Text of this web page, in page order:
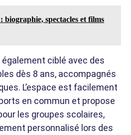
biographie, spectacles et films
ciblé avec des
dès 8 ans, accompagnés
L’espace est facilement
en commun et propose
les groupes scolaires,
personnalisé lors des